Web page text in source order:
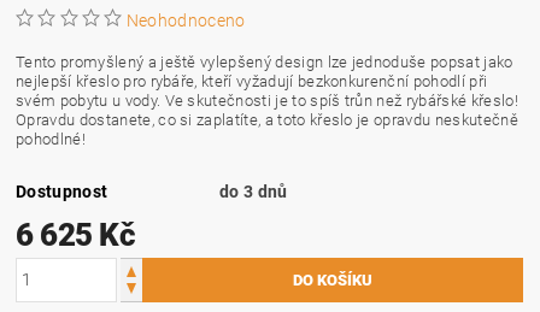
Neohodnoceno
Tento promyšlený a ještě vylepšený design lze jednoduše popsat jako
nejlepší křeslo pro rybáře, kteří vyžadují bezkonkurenční pohodlí při
svém pobytu u vody. Ve skutečnosti je to spíš trůn než rybářské křeslo!
Opravdu dostanete, co si zaplatíte, a toto křeslo je opravdu neskutečně
pohodlné!
Dostupnost do 3 dnů
6 625 Kč